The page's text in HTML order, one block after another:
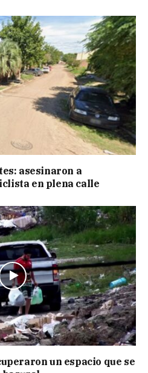
asesinaron a
en plena calle
un espacio que se